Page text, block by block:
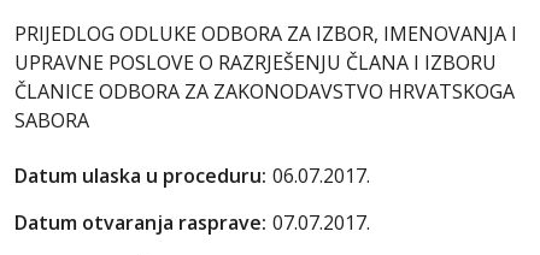
PRIJEDLOG ODLUKE ODBORA ZA IZBOR, IMENOVANJA I
UPRAVNE POSLOVE O RAZRJEŠENJU ČLANA I IZBORU
ČLANICE ODBORA ZA ZAKONODAVSTVO HRVATSKOGA
SABORA
Datum ulaska u proceduru: 06.07.2017.
Datum otvaranja rasprave: 07.07.2017.